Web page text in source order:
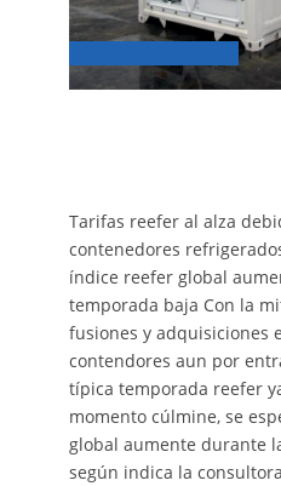
Tarifas reefer al alza
contenedores
índice reefer global
temporada baja Con la
fusiones y adquisiciones
contendores aun por
típica temporada reefer
momento cúlmine, se
global aumente durante
según indica la